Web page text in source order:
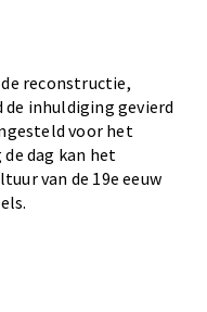
reconstructie,
de inhuldiging gevierd
voor het
dag kan het
van de 19e eeuw